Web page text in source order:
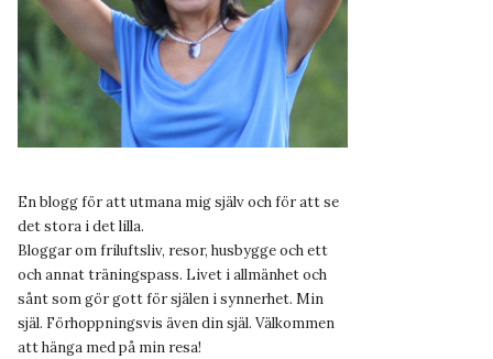
En blogg för att utmana mig själv och för att se
det stora i det lilla.
Bloggar om friluftsliv, resor, husbygge och ett
och annat träningspass. Livet i allmänhet och
sånt som gör gott för själen i synnerhet. Min
själ. Förhoppningsvis även din själ. Välkommen
att hänga med på min resa!